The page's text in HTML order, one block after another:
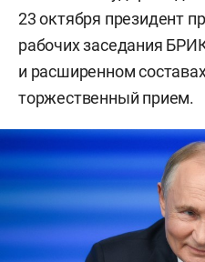
23 октября президент
рабочих заседания
и расширенном
торжественный прием.